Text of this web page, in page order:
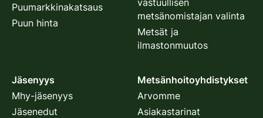
Puumarkkinakatsaus
Puun hinta
vastuullisen
metsänomistajan valinta
Metsät ja
ilmastonmuutos
Jäsenyys
Mhy-jäsenyys
Jäsenedut
Metsänhoitoyhdistykset
Arvomme
Asiakastarinat